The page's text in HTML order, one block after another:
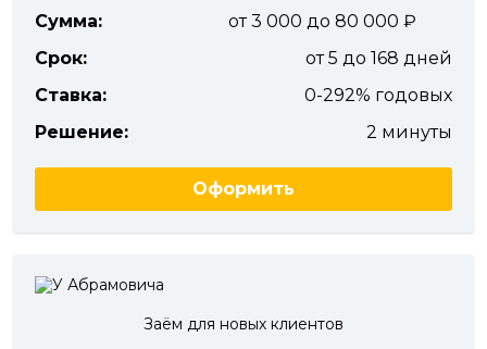
Сумма:
от 3 000 до 80 000
Срок:
от 5 до 168 дней
Ставка:
0-292% годовых
Решение:
2 минуты
Оформить
Заём для новых клиентов